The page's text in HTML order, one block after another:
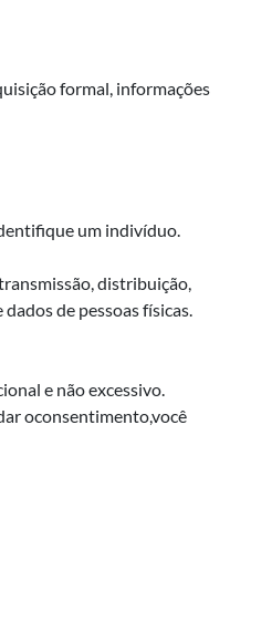
formal, informações
um indivíduo.
distribuição,
de pessoas físicas.
e não excessivo.
oconsentimento,você